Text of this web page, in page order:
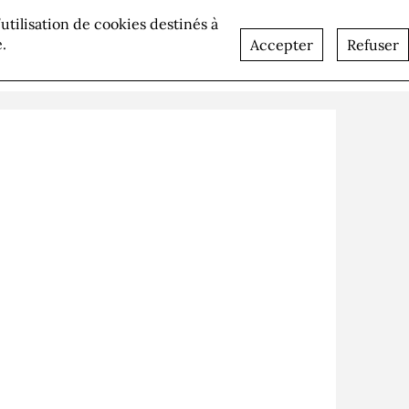
de cookies destinés à
Accepter Refuser
Contact